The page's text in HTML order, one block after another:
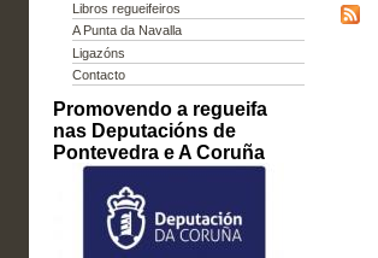
Libros regueifeiros
A Punta da Navalla
Ligazóns
Contacto
Promovendo a regueifa
nas Deputacións de
Pontevedra e A Coruña